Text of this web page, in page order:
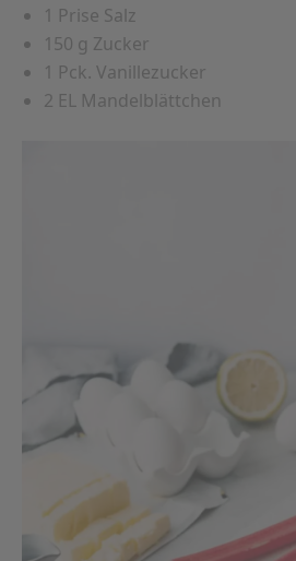
1 Prise Salz
150 g Zucker
1 Pck. Vanillezucker
2 EL Mandelblättchen